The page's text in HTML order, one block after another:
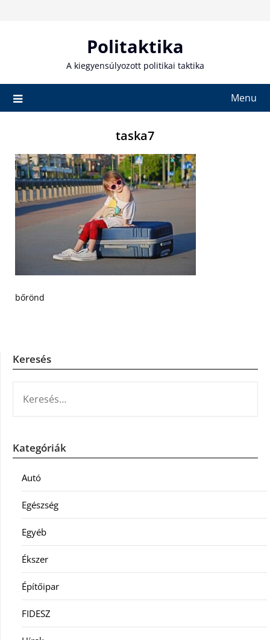
Politaktika
A kiegyensúlyozott politikai taktika
Menu
taska7
bőrönd
Keresés
Kategóriák
Autó
Egészség
Egyéb
Ékszer
Építőipar
FIDESZ